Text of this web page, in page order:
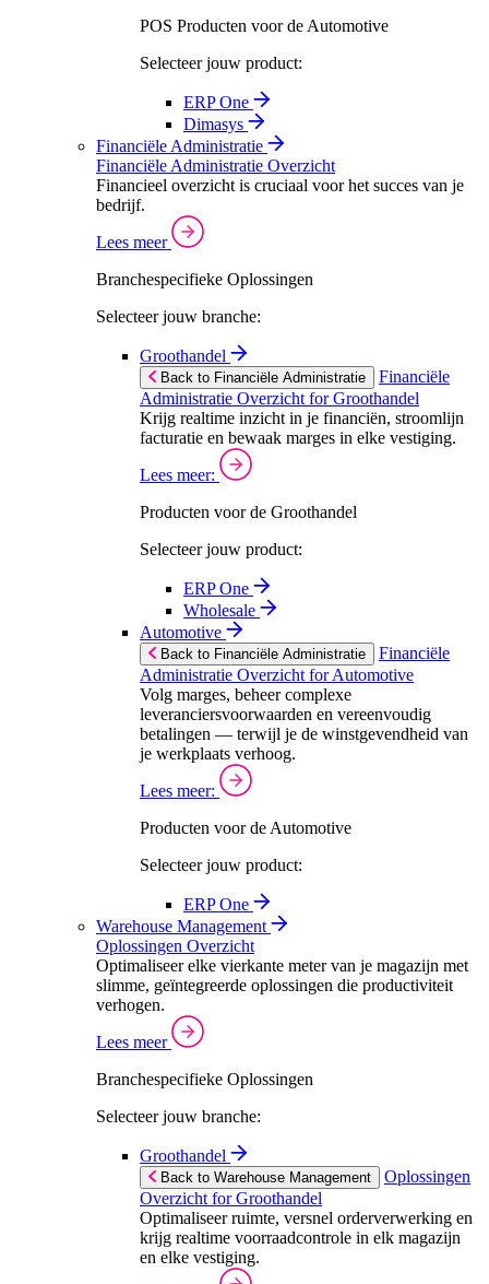
POS Producten voor de Automotive
Selecteer jouw product:
ERP One
Dimasys
Financiële Administratie
Financiële Administratie Overzicht
Financieel overzicht is cruciaal voor het succes van je
bedrijf.
Lees meer
Branchespecifieke Oplossingen
Selecteer jouw branche:
Groothandel
Back to Financiële Administratie
Financiële
Administratie Overzicht for Groothandel
Krijg realtime inzicht in je financiën, stroomlijn
facturatie en bewaak marges in elke vestiging.
Lees meer:
Producten voor de Groothandel
Selecteer jouw product:
ERP One
Wholesale
Automotive
Back to Financiële Administratie
Financiële
Administratie Overzicht for Automotive
Volg marges, beheer complexe
leveranciersvoorwaarden en vereenvoudig
betalingen — terwijl je de winstgevendheid van
je werkplaats verhoog.
Lees meer:
Producten voor de Automotive
Selecteer jouw product:
ERP One
Warehouse Management
Oplossingen Overzicht
Optimaliseer elke vierkante meter van je magazijn met
slimme, geïntegreerde oplossingen die productiviteit
verhogen.
Lees meer
Branchespecifieke Oplossingen
Selecteer jouw branche:
Groothandel
Back to Warehouse Management
Oplossingen
Overzicht for Groothandel
Optimaliseer ruimte, versnel orderverwerking en
krijg realtime voorraadcontrole in elk magazijn
en elke vestiging.